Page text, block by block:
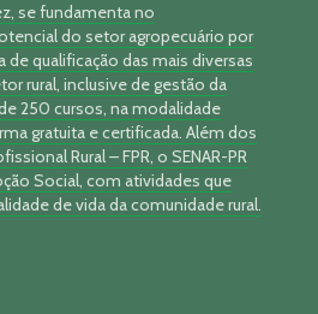
se fundamenta no
do setor agropecuário por
qualificação das mais diversas
rural, inclusive de gestão da
250 cursos, na modalidade
gratuita e certificada. Além dos
Rural – FPR, o SENAR-PR
Social, com atividades que
de vida da comunidade rural.